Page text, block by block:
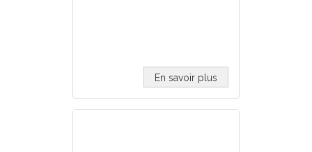
En savoir plus